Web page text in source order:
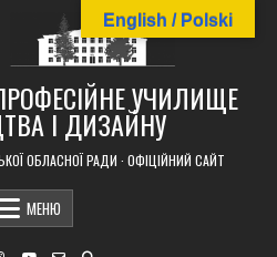
УЧИЛИЩЕ
І ДИЗАЙНУ
ОБЛАСНОЇ РАДИ · ОФІЦІЙНИЙ САЙТ
МЕНЮ
English / Polski